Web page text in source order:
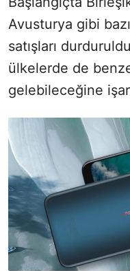
Avusturya gibi
satışları
ülkelerde de
gelebileceğine